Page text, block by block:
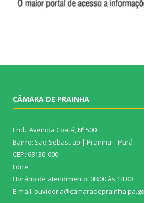
CÂMARA DE PRAINHA
End.: Avenida Coatá, Nº 500
Bairro: São Sebastião | Prainha – Pará
CEP: 68130-000
Fone:
Horário de atendimento: 08:00 às 14:00
E-mail: